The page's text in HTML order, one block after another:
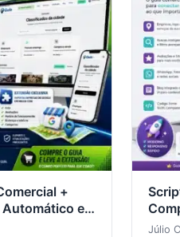
+
em
+
Júlio